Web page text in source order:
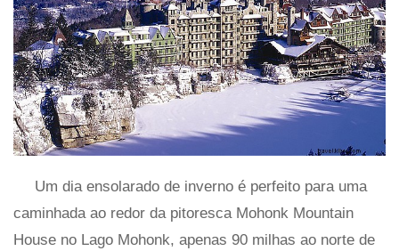
Um dia ensolarado de inverno é perfeito para uma
caminhada ao redor da pitoresca Mohonk Mountain
House no Lago Mohonk, apenas 90 milhas ao norte de